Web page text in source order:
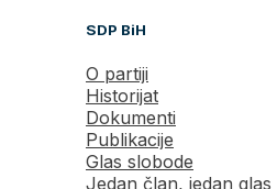
SDP BiH
O partiji
Historijat
Dokumenti
Publikacije
Glas slobode
Jedan član, jedan glas